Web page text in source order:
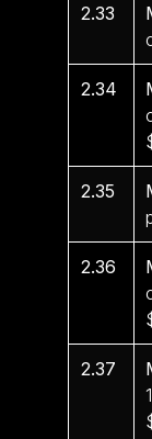
2.33
2.34
2.35
2.36
2.37